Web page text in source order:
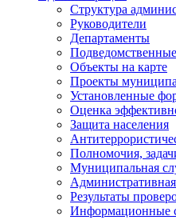
Структура
Руководители
Департаменты
Объекты на карте
Проекты
Установленные
Оценка
Защита населения
Полномочия,
Муниципальная
Результаты
Информационные